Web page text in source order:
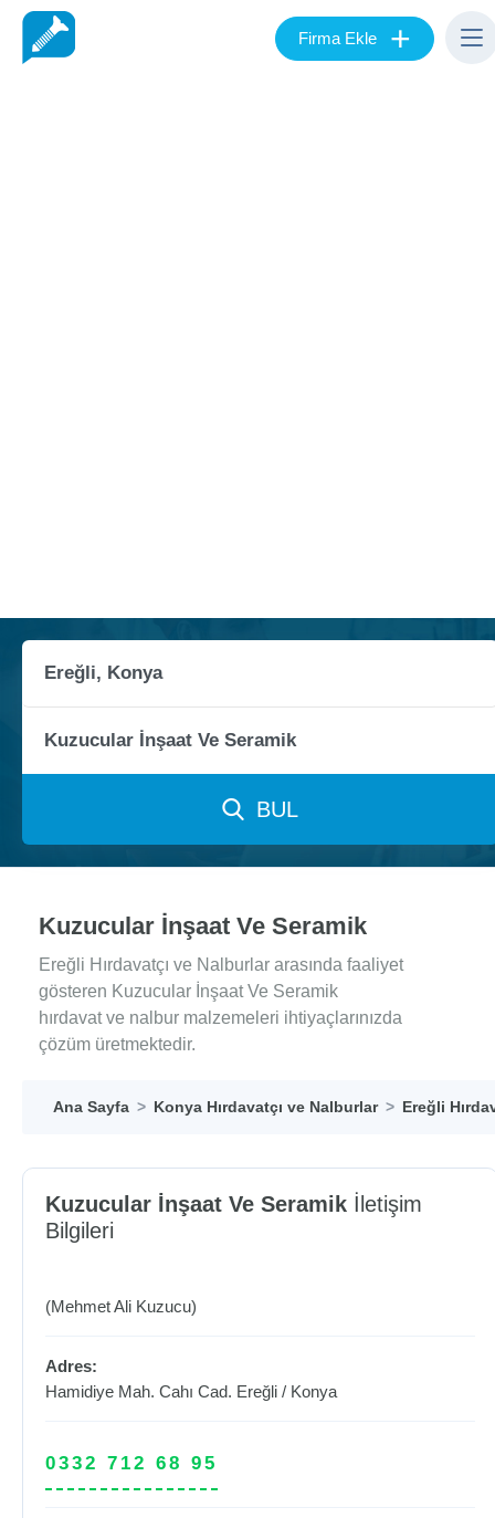
Firma Ekle +
BUL
Kuzucular İnşaat Ve Seramik
Ereğli Hırdavatçı ve Nalburlar arasında faaliyet
gösteren Kuzucular İnşaat Ve Seramik
hırdavat ve nalbur malzemeleri ihtiyaçlarınızda
çözüm üretmektedir.
Ana Sayfa Konya Hırdavatçı ve Nalburlar Ereğli
Kuzucular İnşaat Ve Seramik İletişim
Bilgileri
(Mehmet Ali Kuzucu)
Adres:
Hamidiye Mah. Cahı Cad. Ereğli / Konya
0332 712 68 95